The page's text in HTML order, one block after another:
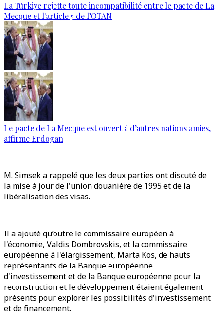
La Türkiye rejette toute incompatibilité entre le pacte de La
Mecque et l'article 5 de l’OTAN
Le pacte de La Mecque est ouvert à d’autres nations amies,
affirme Erdogan
M. Simsek a rappelé que les deux parties ont discuté de
la mise à jour de l'union douanière de 1995 et de la
libéralisation des visas.
Il a ajouté qu’outre le commissaire européen à
l'économie, Valdis Dombrovskis, et la commissaire
européenne à l'élargissement, Marta Kos, de hauts
représentants de la Banque européenne
d'investissement et de la Banque européenne pour la
reconstruction et le développement étaient également
présents pour explorer les possibilités d'investissement
et de financement.